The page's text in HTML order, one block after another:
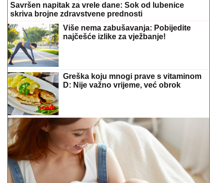
Savršen napitak za vrele dane: Sok od lubenice
skriva brojne zdravstvene prednosti
Više nema zabušavanja: Pobijedite
najčešće izlike za vježbanje!
Greška koju mnogi prave s vitaminom
D: Nije važno vrijeme, već obrok